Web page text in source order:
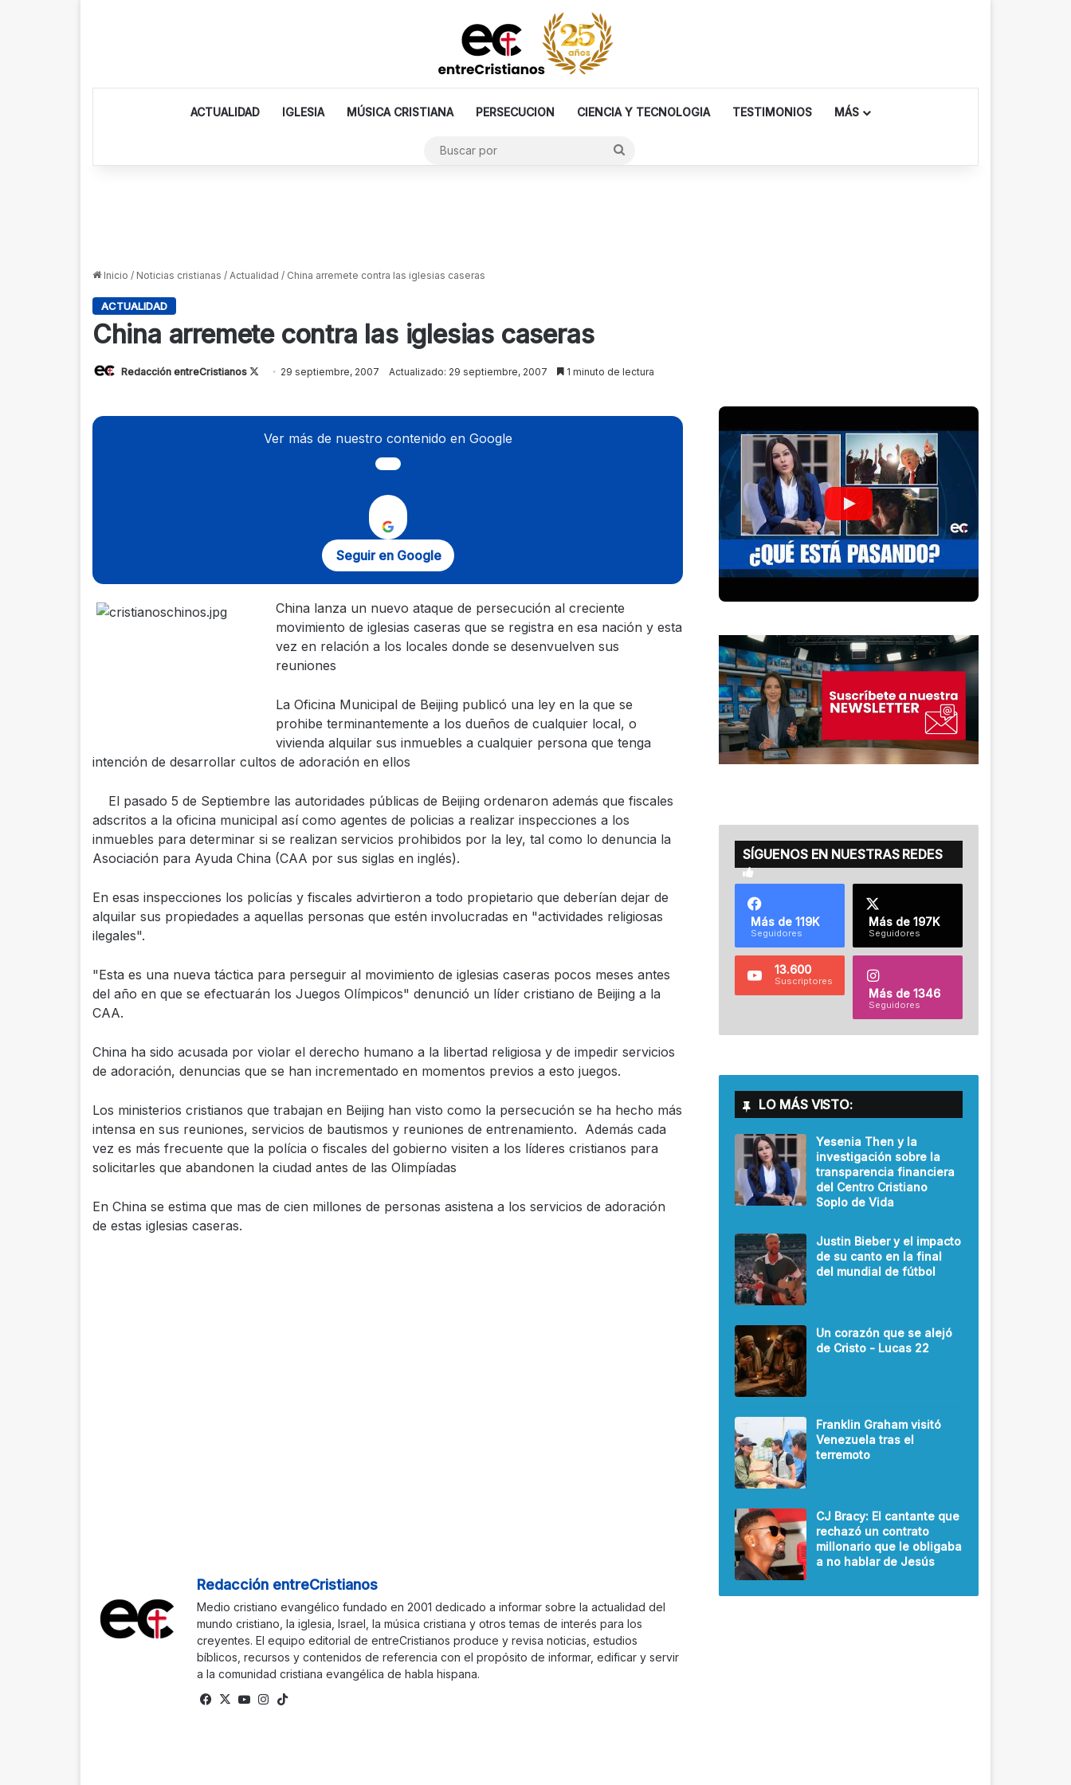
ACTUALIDAD IGLESIA MÚSICA CRISTIANA PERSECUCION CIENCIA Y TECNOLOGIA TESTIMONIOS MÁS
Inicio / Noticias cristianas / Actualidad / China arremete contra las iglesias caseras
ACTUALIDAD
China arremete contra las iglesias caseras
Redacción entreCristianos
Follow29 septiembre, 2007 Actualizado: 29 septiembre, 2007 1 minuto de lectura
Ver más de nuestro contenido en Google
Seguir en Google
China lanza un nuevo ataque de persecución al creciente
movimiento de iglesias caseras que se registra en esa nación y esta
vez en relación a los locales donde se desenvuelven sus
reuniones
La Oficina Municipal de Beijing publicó una ley en la que se
prohibe terminantemente a los dueños de cualquier local, o
vivienda alquilar sus inmuebles a cualquier persona que tenga
intención de desarrollar cultos de adoración en ellos
El pasado 5 de Septiembre las autoridades públicas de Beijing ordenaron además que fiscales
adscritos a la oficina municipal así como agentes de policias a realizar inspecciones a los
inmuebles para determinar si se realizan servicios prohibidos por la ley, tal como lo denuncia la
Asociación para Ayuda China (CAA por sus siglas en inglés).
En esas inspecciones los policías y fiscales advirtieron a todo propietario que deberían dejar de
alquilar sus propiedades a aquellas personas que estén involucradas en "actividades religiosas
ilegales".
"Esta es una nueva táctica para perseguir al movimiento de iglesias caseras pocos meses antes
del año en que se efectuarán los Juegos Olímpicos" denunció un líder cristiano de Beijing a la
CAA.
China ha sido acusada por violar el derecho humano a la libertad religiosa y de impedir servicios
de adoración, denuncias que se han incrementado en momentos previos a esto juegos.
Los ministerios cristianos que trabajan en Beijing han visto como la persecución se ha hecho más
intensa en sus reuniones, servicios de bautismos y reuniones de entrenamiento. Además cada
vez es más frecuente que la polícia o fiscales del gobierno visiten a los líderes cristianos para
solicitarles que abandonen la ciudad antes de las Olimpíadas
En China se estima que mas de cien millones de personas asistena a los servicios de adoración
de estas iglesias caseras.
Redacción entreCristianos
Medio cristiano evangélico fundado en 2001 dedicado a informar sobre la actualidad del
mundo cristiano, la iglesia, Israel, la música cristiana y otros temas de interés para los
creyentes. El equipo editorial de entreCristianos produce y revisa noticias, estudios
bíblicos, recursos y contenidos de referencia con el propósito de informar, edificar y servir
a la comunidad cristiana evangélica de habla hispana.
Fa
X
Yo Ins
SÍGUENOS EN NUESTRAS REDES
Más de 119K
Seguidores
Más de 197K
Seguidores
13.600
Suscriptores
Más de 1346
Seguidores
LO MÁS VISTO:
Yesenia Then y la
investigación sobre la
transparencia financiera
del Centro Cristiano
Soplo de Vida
Justin Bieber y el impacto
de su canto en la final
del mundial de fútbol
Un corazón que se alejó
de Cristo - Lucas 22
Franklin Graham visitó
Venezuela tras el
terremoto
CJ Bracy: El cantante que
rechazó un contrato
millonario que le obligaba
a no hablar de Jesús